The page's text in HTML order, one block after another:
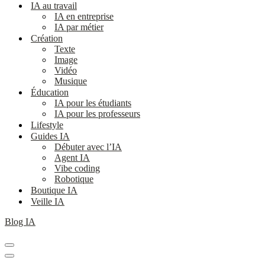
IA au travail
IA en entreprise
IA par métier
Création
Texte
Image
Vidéo
Musique
Éducation
IA pour les étudiants
IA pour les professeurs
Lifestyle
Guides IA
Débuter avec l’IA
Agent IA
Vibe coding
Robotique
Boutique IA
Veille IA
Blog IA
Menu
de
Menu